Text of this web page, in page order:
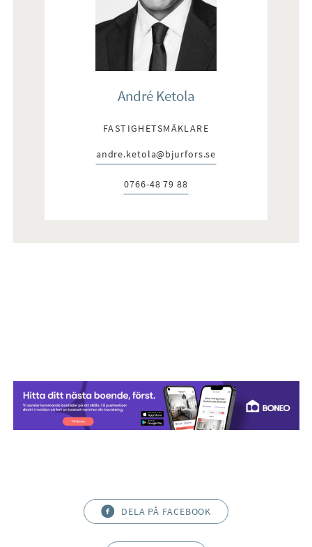
André Ketola
FASTIGHETSMÄKLARE
E-post:
andre.ketola@bjurfors.se
Telefon:
0766-48 79 88
DELA PÅ FACEBOOK